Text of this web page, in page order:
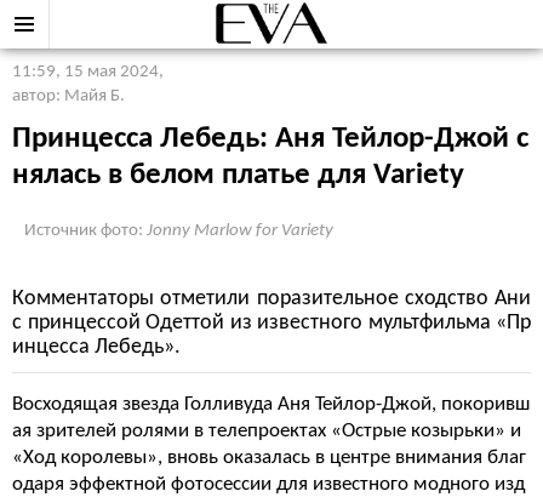
11:59, 15 мая 2024,
автор: Майя Б.
Принцесса Лебедь: Аня Тейлор-Джой с
нялась в белом платье для Variety
Источник фото: Jonny Marlow for Variety
Комментаторы отметили поразительное сходство Ани
с принцессой Одеттой из известного мультфильма «Пр
инцесса Лебедь».
Восходящая звезда Голливуда Аня Тейлор-Джой, покоривш
ая зрителей ролями в телепроектах «Острые козырьки» и
«Ход королевы», вновь оказалась в центре внимания благ
одаря эффектной фотосессии для известного модного изд